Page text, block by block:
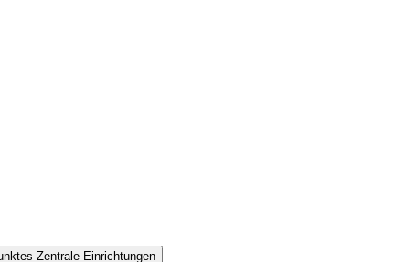
Zentrale Einrichtungen